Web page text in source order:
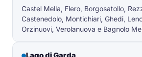
Castel Mella, Flero, Borgosatollo,
Castenedolo, Montichiari, Ghedi,
Orzinuovi, Verolanuova e Bagnolo